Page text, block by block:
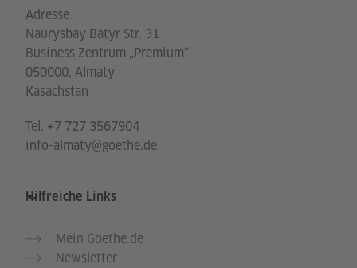
Adresse
Naurysbay Batyr Str. 31
Business Zentrum „Premium“
050000, Almaty
Kasachstan
Tel. +7 727 3567904
info-almaty@goethe.de
Hilfreiche Links
Mein Goethe.de
Newsletter